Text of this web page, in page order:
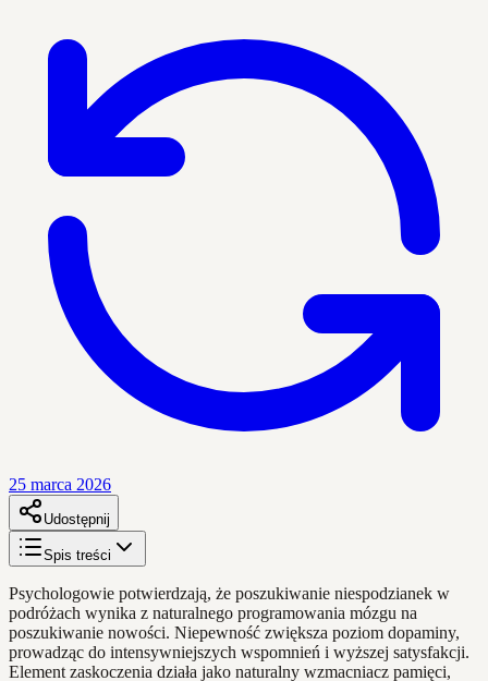
25 marca 2026
Udostępnij
Spis treści
Psychologowie potwierdzają, że poszukiwanie niespodzianek w
podróżach wynika z naturalnego programowania mózgu na
poszukiwanie nowości. Niepewność zwiększa poziom dopaminy,
prowadząc do intensywniejszych wspomnień i wyższej satysfakcji.
Element zaskoczenia działa jako naturalny wzmacniacz pamięci,